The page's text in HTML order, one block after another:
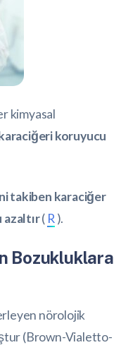
kimyasal
koruyucu
takiben karaciğer
( R).
Bozukluklara
nörolojik
(Brown-Vialetto-